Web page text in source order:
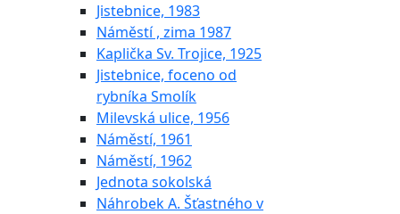
Jistebnice, 1983
Náměstí , zima 1987
Kaplička Sv. Trojice, 1925
Jistebnice, foceno od
rybníka Smolík
Milevská ulice, 1956
Náměstí, 1961
Náměstí, 1962
Jednota sokolská
Náhrobek A. Šťastného v